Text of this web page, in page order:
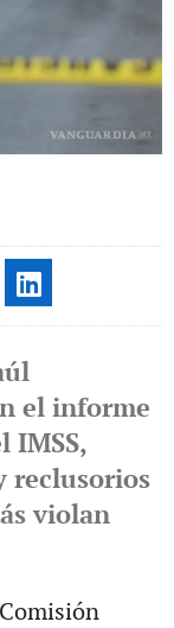
el informe
IMSS,
reclusorios
violan